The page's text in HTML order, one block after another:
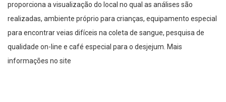
proporciona a visualização do local no qual as análises são
realizadas, ambiente próprio para crianças, equipamento especial
para encontrar veias difíceis na coleta de sangue, pesquisa de
qualidade on-line e café especial para o desjejum. Mais
informações no site